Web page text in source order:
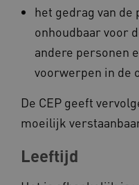
het gedrag van
onhoudbaar voor
andere personen
voorwerpen in de
De CEP geeft
moeilijk
Leeftijd